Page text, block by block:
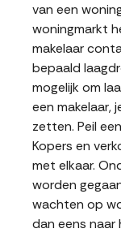
van een
woningmarkt
makelaar
bepaald
mogelijk om
een makelaar,
zetten. Peil
Kopers en
met elkaar.
worden
wachten op
dan eens